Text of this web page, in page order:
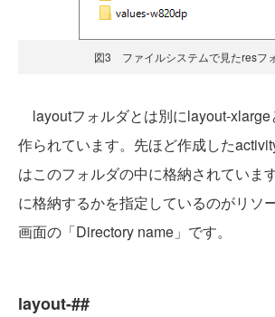
図3 ファイルシステムで見たresフ
layoutフォルダとは別にlayout-
作られています。先ほど作成した
はこのフォルダの中に格納されていま
に格納するかを指定しているのがリソ
画面の「Directory name」です。
layout-##